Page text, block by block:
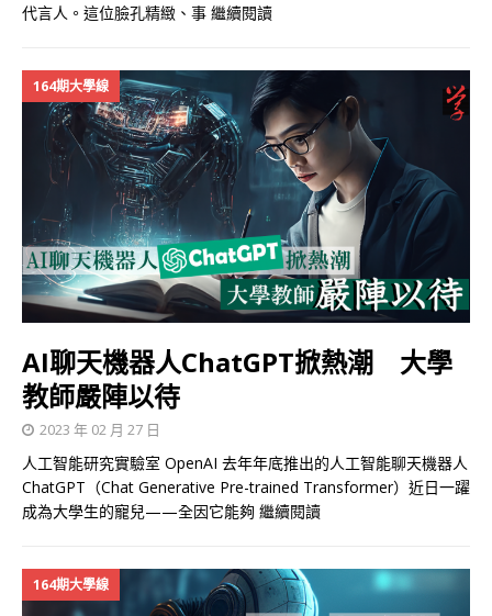
代言人。這位臉孔精緻、事 繼續閱讀
164期大學線
AI聊天機器人ChatGPT掀熱潮 大學
教師嚴陣以待
2023 年 02 月 27 日
人工智能研究實驗室 OpenAI 去年年底推出的人工智能聊天機器人
ChatGPT（Chat Generative Pre-trained Transformer）近日一躍
成為大學生的寵兒——全因它能夠 繼續閱讀
164期大學線